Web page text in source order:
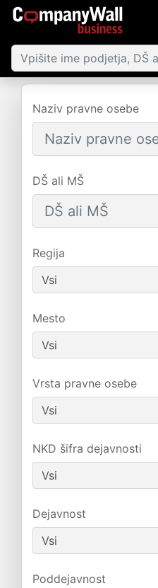
Naziv pravne osebe
DŠ ali MŠ
Regija
Mesto
Vrsta pravne osebe
NKD šifra dejavnosti
Dejavnost
Poddejavnost